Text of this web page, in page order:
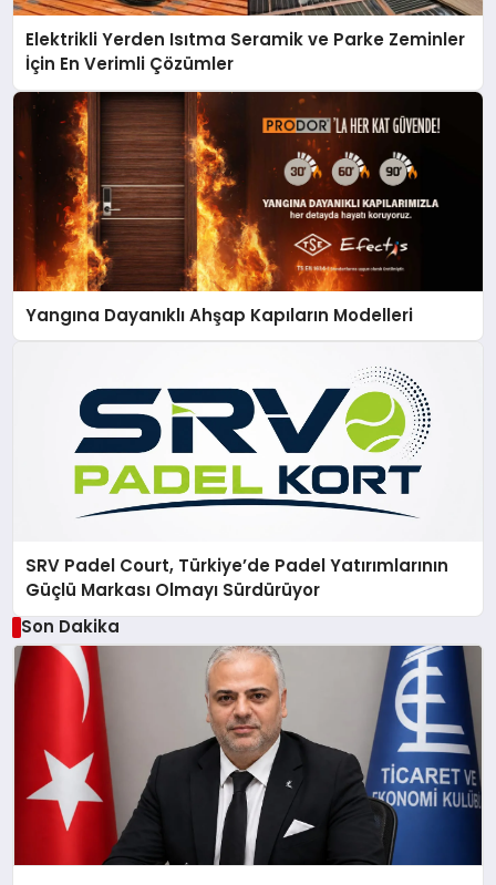
Elektrikli Yerden Isıtma Seramik ve Parke Zeminler
İçin En Verimli Çözümler
Yangına Dayanıklı Ahşap Kapıların Modelleri
SRV Padel Court, Türkiye’de Padel Yatırımlarının
Güçlü Markası Olmayı Sürdürüyor
Son Dakika